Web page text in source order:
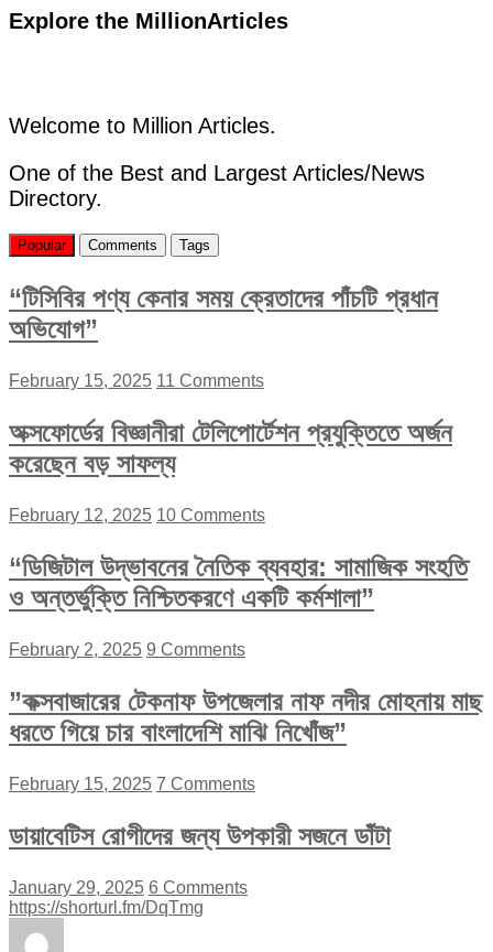
Explore the MillionArticles
Welcome to Million Articles.
One of the Best and Largest Articles/News
Directory.
Popular Comments Tags
“টিসিবির পণ্য কেনার সময় ক্রেতাদের পাঁচটি প্রধান
অভিযোগ”
February 15, 2025 11 Comments
অক্সফোর্ডের বিজ্ঞানীরা টেলিপোর্টেশন প্রযুক্তিতে অর্জন
করেছেন বড় সাফল্য
February 12, 2025 10 Comments
“ডিজিটাল উদ্ভাবনের নৈতিক ব্যবহার: সামাজিক সংহতি
ও অন্তর্ভুক্তি নিশ্চিতকরণে একটি কর্মশালা”
February 2, 2025 9 Comments
”কক্সবাজারের টেকনাফ উপজেলার নাফ নদীর মোহনায় মাছ
ধরতে গিয়ে চার বাংলাদেশি মাঝি নিখোঁজ”
February 15, 2025 7 Comments
ডায়াবেটিস রোগীদের জন্য উপকারী সজনে ডাঁটা
January 29, 2025 6 Comments
https://shorturl.fm/DqTmg